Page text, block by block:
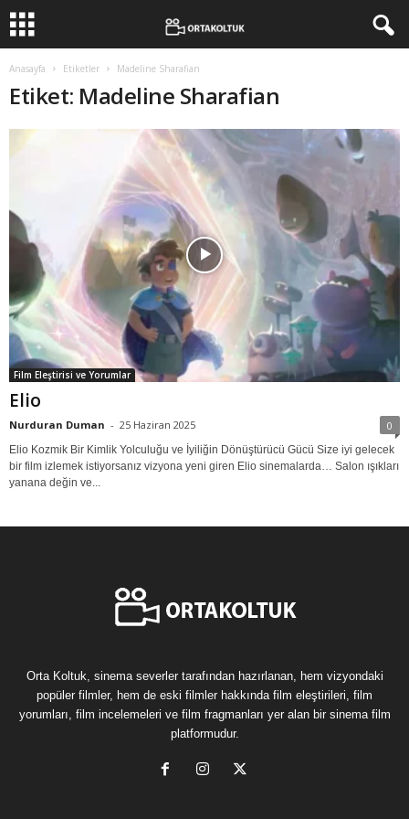
Anasayfa Etiketler Madeline Sharafian
Etiket: Madeline Sharafian
Film Eleştirisi ve Yorumlar
Elio
Nurduran Duman - 25 Haziran 2025 0
Elio Kozmik Bir Kimlik Yolculuğu ve İyiliğin Dönüştürücü Gücü Size iyi gelecek
bir film izlemek istiyorsanız vizyona yeni giren Elio sinemalarda… Salon ışıkları
yanana değin ve...
Orta Koltuk, sinema severler tarafından hazırlanan, hem vizyondaki
popüler filmler, hem de eski filmler hakkında film eleştirileri, film
yorumları, film incelemeleri ve film fragmanları yer alan bir sinema film
platformudur.